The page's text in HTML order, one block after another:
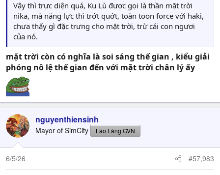
Vậy thì trực diện quá, Ku Lù được gọi là thần mặt trời
nika, mà năng lực thì trớt quớt, toàn toon force với haki,
chưa thấy gì đặc trưng cho mặt trời, trừ cái con ngươi
của nó.
mặt trời còn có nghĩa là soi sáng thế gian , kiểu giải
phóng nô lệ thế gian đến với mặt trời chân lý ấy
nguyenthiensinh
Mayor of SimCity Lão Làng GVN
6/5/26 #57,983